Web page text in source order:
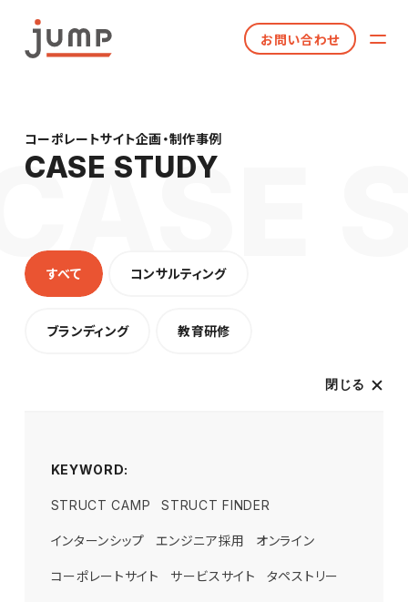
お問い合わせ
コーポレートサイト企画・制作事例
CASE STUDY
すべて コンサルティング
ブランディング 教育研修
KEYWORD:
STRUCT CAMP STRUCT FINDER
インターンシップ エンジニア採用 オンライン
コーポレートサイト サービスサイト タペストリー